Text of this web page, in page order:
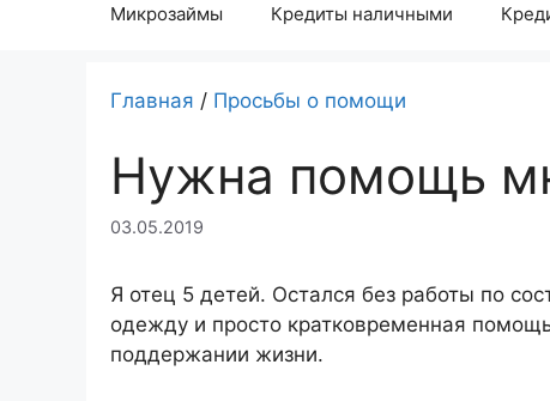
Микрозаймы Кредиты наличными
Главная / Просьбы о помощи
Нужна помощь
03.05.2019
Я отец 5 детей. Остался без работы по
одежду и просто кратковременная
поддержании жизни.